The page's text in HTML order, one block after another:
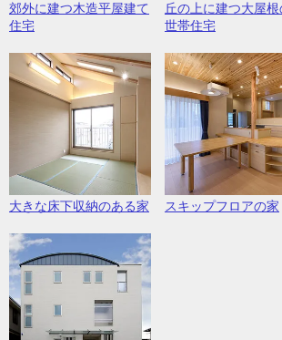
郊外に建つ木造平屋建て
住宅
丘の上に建つ大屋根
世帯住宅
大きな床下収納のある家 スキップフロアの家